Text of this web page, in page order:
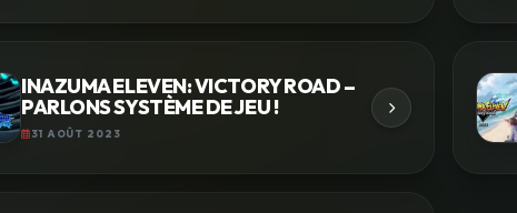
INAZUMA ELEVEN: VICTORY ROAD –
PARLONS SYSTÈME DE JEU !
31 AOÛT 2023